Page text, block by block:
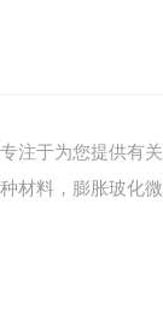
注于为您提供有
材料，膨胀玻化